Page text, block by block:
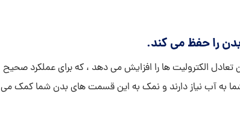
الکترولیت ها را افزایش می دهد ، که برای عملکرد صحیح
به آب نیاز دارند و نمک به این قسمت های بدن شما کمک می